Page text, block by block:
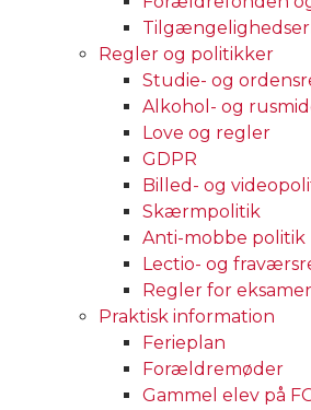
Regler og politikker
Studie- og
Alkohol- og
Love og regler
GDPR
Billed- og
Skærmpolitik
Anti-mobbe politik
Lectio- og
Regler for
Praktisk information
Ferieplan
Forældremøder
Gammel elev på